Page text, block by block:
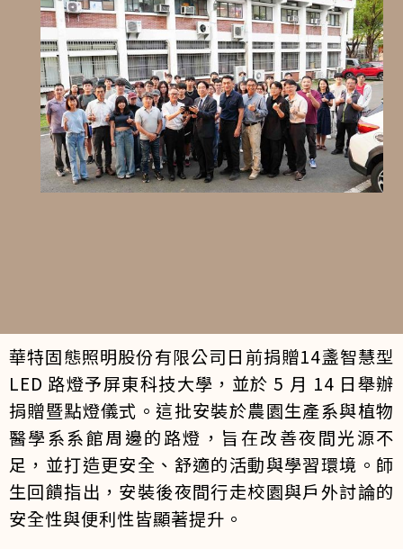
華特固態照明股份有限公司日前捐贈14盞智慧型
LED 路燈予屏東科技大學，並於 5 月 14 日舉辦
捐贈暨點燈儀式。這批安裝於農園生產系與植物
醫學系系館周邊的路燈，旨在改善夜間光源不
足，並打造更安全、舒適的活動與學習環境。師
生回饋指出，安裝後夜間行走校園與戶外討論的
安全性與便利性皆顯著提升。